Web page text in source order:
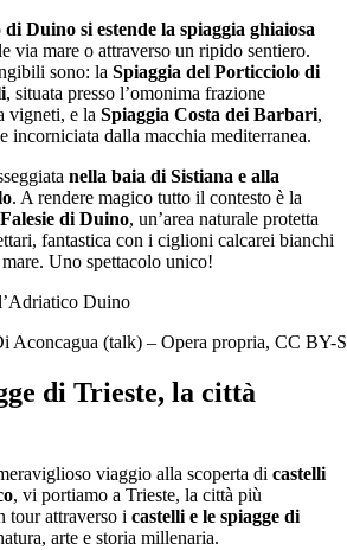
di Duino si estende la spiaggia ghiaiosa
via mare o attraverso un ripido sentiero.
sono: la Spiaggia del Porticciolo di
, situata presso l’omonima frazione
vigneti, e la Spiaggia Costa dei Barbari,
incorniciata dalla macchia mediterranea.
nella baia di Sistiana e alla
. A rendere magico tutto il contesto è la
di Duino, un’area naturale protetta
fantastica con i ciglioni calcarei bianchi
Uno spettacolo unico!
Aconcagua (talk) – Opera propria, CC BY-
di Trieste, la città
viaggio alla scoperta di castelli
, vi portiamo a Trieste, la città più
tour attraverso i castelli e le spiagge di
arte e storia millenaria.